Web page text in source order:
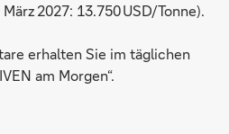
2027: 13.750 USD/Tonne).
erhalten Sie im täglichen
am Morgen“.